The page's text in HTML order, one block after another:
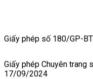
Giấy phép số 180/GP-
Giấy phép Chuyên trang
17/09/2024